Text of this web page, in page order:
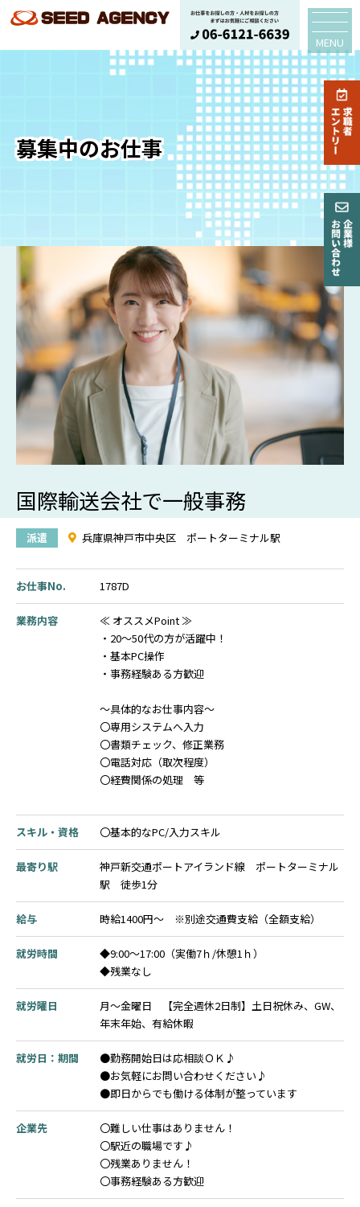
MENU
募集中のお仕事
国際輸送会社で一般事務
派遣 兵庫県神戸市中央区 ポートターミナル駅
お仕事No. 1787D
業務内容
≪ オススメPoint ≫
・20～50代の方が活躍中！
・基本PC操作
・事務経験ある方歓迎
～具体的なお仕事内容～
〇専用システムへ入力
〇書類チェック、修正業務
〇電話対応（取次程度）
〇経費関係の処理 等
スキル・資格 〇基本的なPC/入力スキル
最寄り駅
神戸新交通ポートアイランド線 ポートターミナル
駅 徒歩1分
給与 時給1400円～ ※別途交通費支給（全額支給）
就労時間
◆9:00～17:00（実働7ｈ/休憩1ｈ）
◆残業なし
就労曜日
月～金曜日 【完全週休2日制】土日祝休み、GW、
年末年始、有給休暇
就労日：期間
●勤務開始日は応相談ＯＫ♪
●お気軽にお問い合わせください♪
●即日からでも働ける体制が整っています
企業先
〇難しい仕事はありません！
〇駅近の職場です♪
〇残業ありません！
〇事務経験ある方歓迎